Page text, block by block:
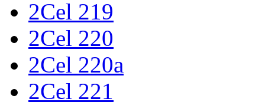
2Cel 219
2Cel 220
2Cel 220a
2Cel 221